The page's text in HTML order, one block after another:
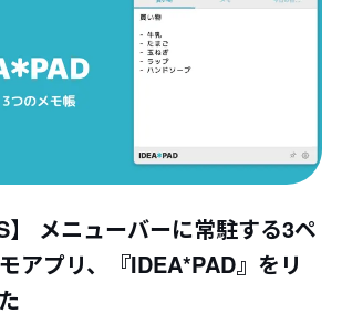
】 メニューバーに常駐する3ペ
アプリ、『IDEA*PAD』をリ